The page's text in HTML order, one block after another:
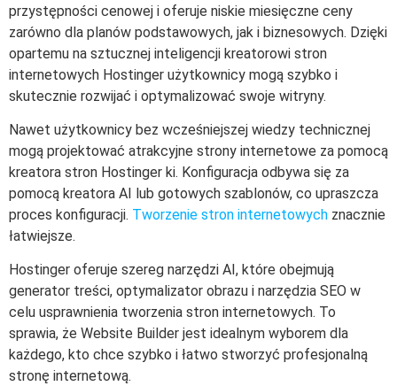
przystępności cenowej i oferuje niskie miesięczne ceny
zarówno dla planów podstawowych, jak i biznesowych. Dzięki
opartemu na sztucznej inteligencji kreatorowi stron
internetowych Hostinger użytkownicy mogą szybko i
skutecznie rozwijać i optymalizować swoje witryny.
Nawet użytkownicy bez wcześniejszej wiedzy technicznej
mogą projektować atrakcyjne strony internetowe za pomocą
kreatora stron Hostinger ki. Konfiguracja odbywa się za
pomocą kreatora AI lub gotowych szablonów, co upraszcza
proces konfiguracji. Tworzenie stron internetowych znacznie
łatwiejsze.
Hostinger oferuje szereg narzędzi AI, które obejmują
generator treści, optymalizator obrazu i narzędzia SEO w
celu usprawnienia tworzenia stron internetowych. To
sprawia, że Website Builder jest idealnym wyborem dla
każdego, kto chce szybko i łatwo stworzyć profesjonalną
stronę internetową.